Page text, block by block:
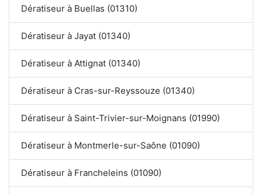
Dératiseur à Buellas (01310)
Dératiseur à Jayat (01340)
Dératiseur à Attignat (01340)
Dératiseur à Cras-sur-Reyssouze (01340)
Dératiseur à Saint-Trivier-sur-Moignans (01990)
Dératiseur à Montmerle-sur-Saône (01090)
Dératiseur à Francheleins (01090)